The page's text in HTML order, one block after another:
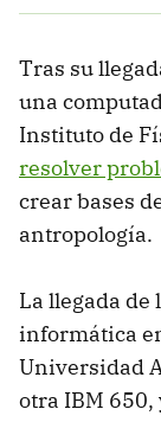
Tras su
una
Instituto de
resolver
crear bases
antropología.
La llegada de
informática
Universidad
otra IBM